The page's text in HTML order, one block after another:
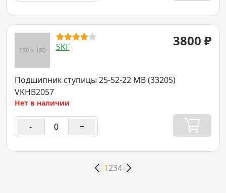
SKF 3800 ₽
Подшипник ступицы 25-52-22 MB (33205)
VKHB2057
Нет в наличии
- +
1234